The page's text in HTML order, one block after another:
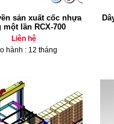
sản xuất cốc nhựa
một lần RCX-700
Liên hệ
hành : 12 tháng